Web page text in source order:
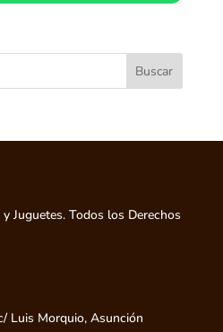
Juguetes. Todos los Derechos
Luis Morquio, Asunción